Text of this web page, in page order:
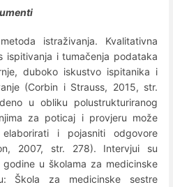
istraživanja. Kvalitativna
ispitivanja i tumačenja podataka
duboko iskustvo ispitanika i
(Corbin i Strauss, 2015, str.
u obliku polustrukturiranog
za poticaj i provjeru može
i pojasniti odgovore
2007, str. 278). Intervjui su
u školama za medicinske
Škola za medicinske sestre